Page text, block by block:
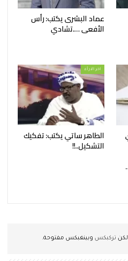
عماد البشرى يكتب: رأس
الأفعى ….تشادي
اخر الارأء
الطاهر ساتي يكتب: تفكيك
التشكيل..!!
تركبكس وبينغبكس مفتوحة.